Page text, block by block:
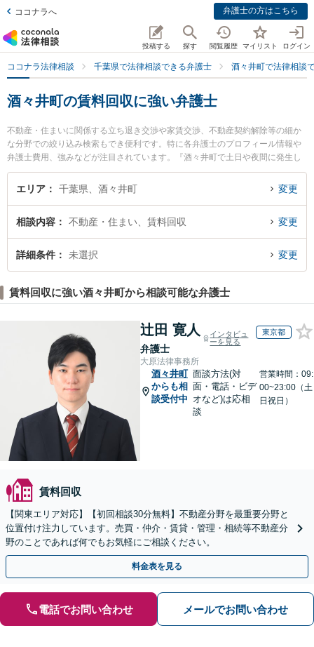
ココナラへ 弁護士の方はこちら
投稿する 探す 閲覧履歴 マイリスト ログイン
ココナラ法律相談 千葉県で法律相談できる弁護士 酒々井町で法律相談
酒々井町の賃料回収に強い弁護士
不動産・住まいに関係する立ち退き交渉や家賃交渉、不動産契約解除等の細か
な分野での絞り込み検索もでき便利です。特に各弁護士のプロフィール情報や
弁護士費用、強みなどが注目されています。『酒々井町で土日や夜間に発生し
た賃料回収のトラブルを今すぐに弁護士に相談したい』『賃料回収のトラブル
解決の実績豊富な近くの弁護士を検索したい』『初回相談無料で賃料回収を法
エリア 千葉県、酒々井町 変更
相談内容 不動産・住まい、賃料回収 変更
詳細条件 未選択 変更
賃料回収に強い酒々井町から相談可能な弁護士
辻田 寛人
弁護士
インタビュ
ーを見る
東京都
大原法律事務所
酒々井町
からも相
談受付中
面談方法(対
面・電話・ビデ
オなど)は応相
談
営業時間：09:
00~23:00（土
日祝日）
賃料回収
【関東エリア対応】【初回相談30分無料】不動産分野を最重要分野と
位置付け注力しています。売買・仲介・賃貸・管理・相続等不動産分
野のことであれば何でもお気軽にご相談ください。
料金表を見る
電話でお問い合わせ メールでお問い合わせ